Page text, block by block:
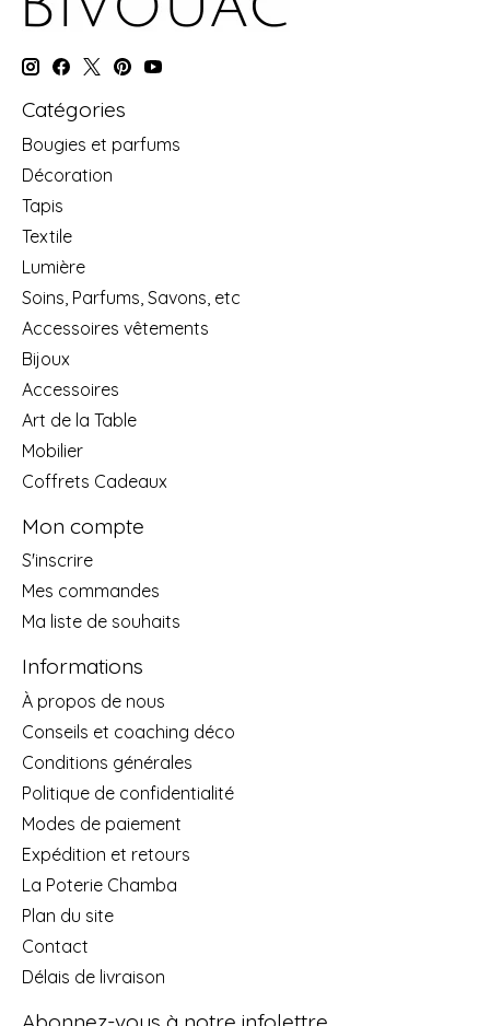
Catégories
Bougies et parfums
Décoration
Tapis
Textile
Lumière
Soins, Parfums, Savons, etc
Accessoires vêtements
Bijoux
Accessoires
Art de la Table
Mobilier
Coffrets Cadeaux
Mon compte
S'inscrire
Mes commandes
Ma liste de souhaits
Informations
À propos de nous
Conseils et coaching déco
Conditions générales
Politique de confidentialité
Modes de paiement
Expédition et retours
La Poterie Chamba
Plan du site
Contact
Délais de livraison